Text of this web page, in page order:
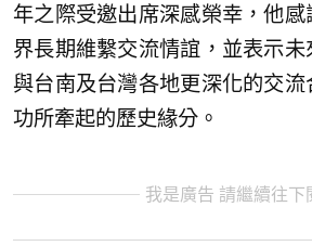
年之際受邀出席深感榮幸，他
界長期維繫交流情誼，並表示未
與台南及台灣各地更深化的交
功所牽起的歷史緣分。
我是廣告 請繼續往下